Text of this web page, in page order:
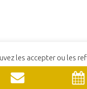
les accepter ou les
En savoir plus